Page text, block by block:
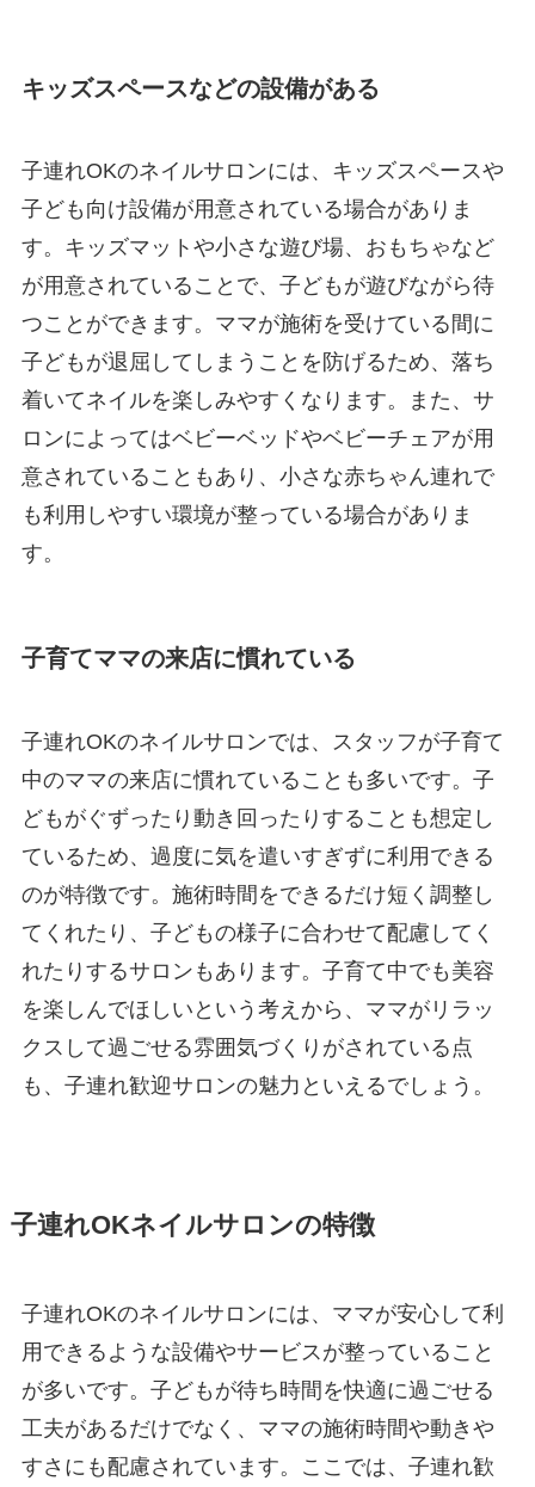
キッズスペースなどの設備がある
子連れOKのネイルサロンには、キッズスペースや
子ども向け設備が用意されている場合がありま
す。キッズマットや小さな遊び場、おもちゃなど
が用意されていることで、子どもが遊びながら待
つことができます。ママが施術を受けている間に
子どもが退屈してしまうことを防げるため、落ち
着いてネイルを楽しみやすくなります。また、サ
ロンによってはベビーベッドやベビーチェアが用
意されていることもあり、小さな赤ちゃん連れで
も利用しやすい環境が整っている場合がありま
す。
子育てママの来店に慣れている
子連れOKのネイルサロンでは、スタッフが子育て
中のママの来店に慣れていることも多いです。子
どもがぐずったり動き回ったりすることも想定し
ているため、過度に気を遣いすぎずに利用できる
のが特徴です。施術時間をできるだけ短く調整し
てくれたり、子どもの様子に合わせて配慮してく
れたりするサロンもあります。子育て中でも美容
を楽しんでほしいという考えから、ママがリラッ
クスして過ごせる雰囲気づくりがされている点
も、子連れ歓迎サロンの魅力といえるでしょう。
子連れOKネイルサロンの特徴
子連れOKのネイルサロンには、ママが安心して利
用できるような設備やサービスが整っていること
が多いです。子どもが待ち時間を快適に過ごせる
工夫があるだけでなく、ママの施術時間や動きや
すさにも配慮されています。ここでは、子連れ歓